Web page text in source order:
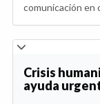
comunicación en
Crisis
ayuda